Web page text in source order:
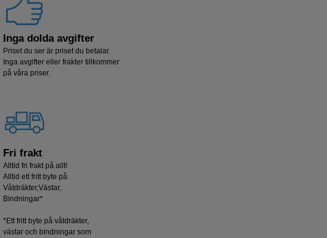
Inga dolda avgifter
Priset du ser är priset du betalar.
Inga avgifter eller frakter tillkommer
på våra priser.
Fri frakt
Alltid fri frakt på allt!
Alltid ett fritt byte på
Våtdräkter,Västar,
Bindningar*
*Ett fritt byte på våtdräkter,
västar och bindningar som